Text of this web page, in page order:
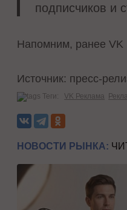
подписчиков и
Напомним, ранее VK
Источник: пресс-
Теги: VK Реклама
НОВОСТИ РЫНКА: